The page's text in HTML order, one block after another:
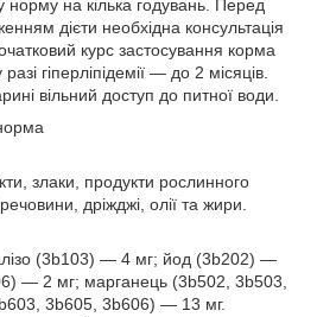
норму на кілька годувань. Перед
дієти необхідна консультація
курс застосування корма
гіперліпідемії — до 2 місяців.
вільний доступ до питної води.
злаки, продукти рослинного
дріжджі, олії та жири.
(3b103) — 4 мг; йод (3b202) —
— 2 мг; марганець (3b502, 3b503,
3b605, 3b606) — 13 мг.